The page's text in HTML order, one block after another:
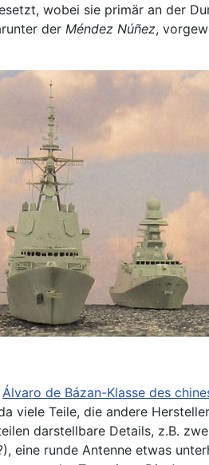
wobei sie primär an der
der Méndez Núñez,
Álvaro de Bázan-Klasse des
Teile, die andere
darstellbare Details, z.B.
runde Antenne etwas